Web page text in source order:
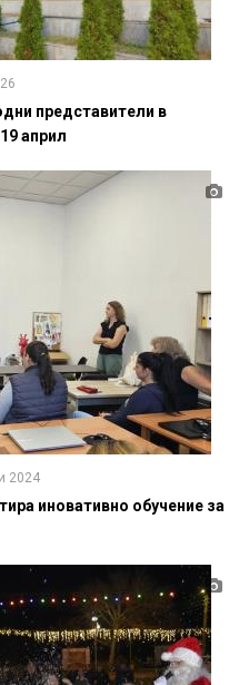
представители в
април
2024
иновативно обучение за